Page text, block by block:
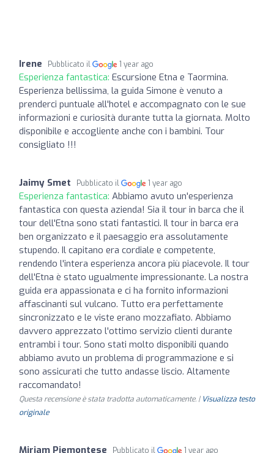
Irene Pubblicato il 1 year ago
Esperienza fantastica: Escursione Etna e Taormina.
Esperienza bellissima, la guida Simone è venuto a
prenderci puntuale all'hotel e accompagnato con le sue
informazioni e curiosità durante tutta la giornata. Molto
disponibile e accogliente anche con i bambini. Tour
consigliato !!!
Jaimy Smet Pubblicato il 1 year ago
Esperienza fantastica: Abbiamo avuto un'esperienza
fantastica con questa azienda! Sia il tour in barca che il
tour dell'Etna sono stati fantastici. Il tour in barca era
ben organizzato e il paesaggio era assolutamente
stupendo. Il capitano era cordiale e competente,
rendendo l'intera esperienza ancora più piacevole. Il tour
dell'Etna è stato ugualmente impressionante. La nostra
guida era appassionata e ci ha fornito informazioni
affascinanti sul vulcano. Tutto era perfettamente
sincronizzato e le viste erano mozzafiato. Abbiamo
davvero apprezzato l'ottimo servizio clienti durante
entrambi i tour. Sono stati molto disponibili quando
abbiamo avuto un problema di programmazione e si
sono assicurati che tutto andasse liscio. Altamente
raccomandato!
Questa recensione è stata tradotta automaticamente. | Visualizza testo
originale
Miriam Piemontese Pubblicato il 1 year ago